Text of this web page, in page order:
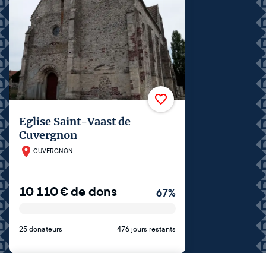
Eglise Saint-Vaast de
Cuvergnon
CUVERGNON
10 110€de dons 67%
25 donateurs 476 jours restants